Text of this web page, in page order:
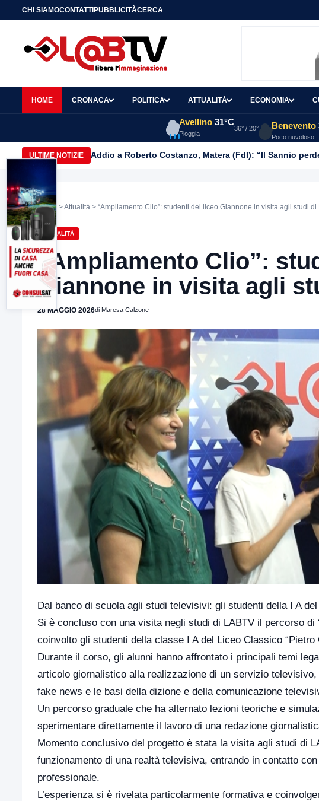
CHI SIAMOCONTATTIPUBBLICITÀCERCA
HOME CRONACA POLITICA ATTUALITÀ ECONOMIA
Avellino 31°C
Pioggia
36° / 20° Benevento
Poco nuvoloso
ULTIME NOTIZIE Addio a Roberto Costanzo, Matera (FdI): “Il Sannio
Home >Attualità > “Ampliamento Clio”: studenti del liceo Giannone in visita agli studi di
ATTUALITÀ
“Ampliamento Clio”:
Giannone in visita agli
28 MAGGIO 2026di Maresa Calzone
Dal banco di scuola agli studi televisivi: gli studenti della I A
Si è concluso con una visita negli studi di LABTV il percorso di
coinvolto gli studenti della classe I A del Liceo Classico “Pietro
Durante il corso, gli alunni hanno affrontato i principali temi
articolo giornalistico alla realizzazione di un servizio
fake news e le basi della dizione e della comunicazione
Un percorso graduale che ha alternato lezioni teoriche e
sperimentare direttamente il lavoro di una redazione
Momento conclusivo del progetto è stata la visita agli studi di
funzionamento di una realtà televisiva, entrando in contatto
professionale.
L’esperienza si è rivelata particolarmente formativa e